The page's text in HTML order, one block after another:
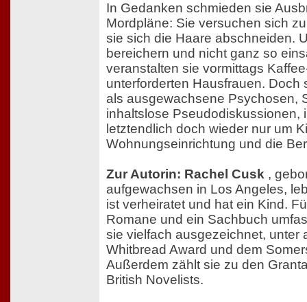
In Gedanken schmieden sie
Mordpläne: Sie versuchen sich
sie sich die Haare abschneiden.
bereichern und nicht ganz so
veranstalten sie vormittags
unterforderten Hausfrauen. Doch
als ausgewachsene Psychosen,
inhaltslose Pseudodiskussionen,
letztendlich doch wieder nur um
Wohnungseinrichtung und die
Zur Autorin: Rachel Cusk ,
aufgewachsen in Los Angeles,
ist verheiratet und hat ein Kind.
Romane und ein Sachbuch
sie vielfach ausgezeichnet, unter
Whitbread Award und dem
Außerdem zählt sie zu den
British Novelists.